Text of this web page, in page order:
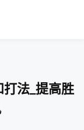
法_提高胜